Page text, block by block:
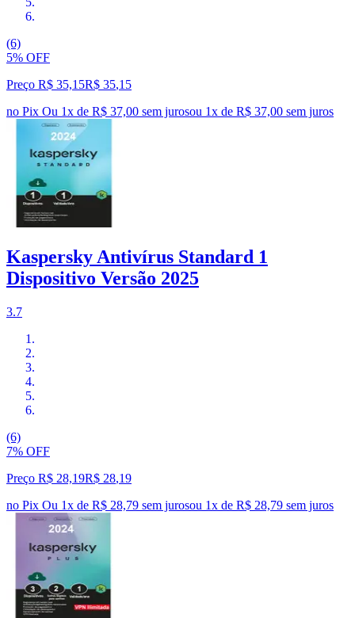
(6)
5% OFF
Preço R$ 35,15R$ 35,15
no Pix Ou 1x de R$ 37,00 sem jurosou 1x de R$ 37,00 sem juros
Kaspersky Antivírus Standard 1
Dispositivo Versão 2025
3.7
(6)
7% OFF
Preço R$ 28,19R$ 28,19
no Pix Ou 1x de R$ 28,79 sem jurosou 1x de R$ 28,79 sem juros